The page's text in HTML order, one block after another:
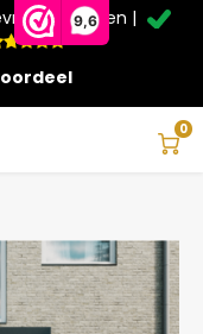
9,6
klanten |
0
schuifwanden en
korting*